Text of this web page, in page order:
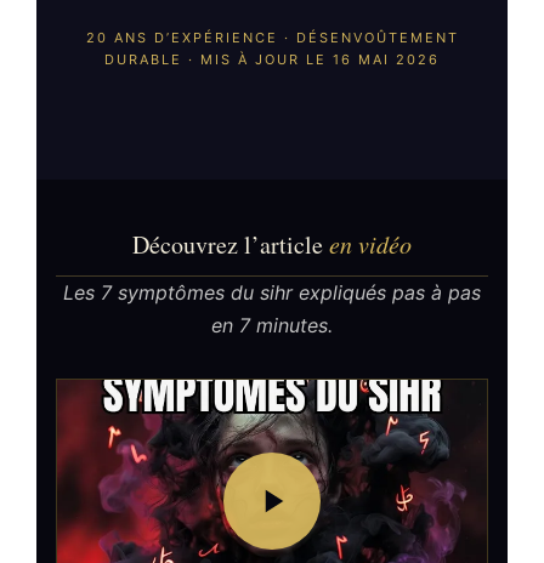
20 ANS D’EXPÉRIENCE · DÉSENVOÛTEMENT
DURABLE · MIS À JOUR LE 16 MAI 2026
Découvrez l’articleen vidéo
Les 7 symptômes du sihr expliqués pas à pas
en 7 minutes.